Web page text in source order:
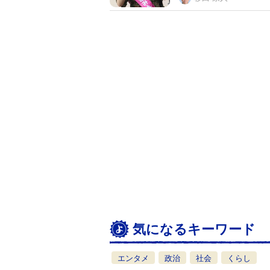
気になるキーワード
エンタメ 政治 社会 くらし